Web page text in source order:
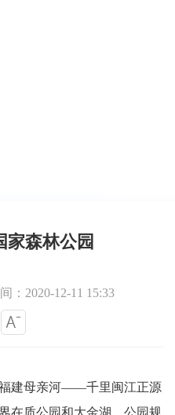
家森林公园
：2020-12-11 15:33
建母亲河——千里闽江正源
在质公园和大金湖。公园规